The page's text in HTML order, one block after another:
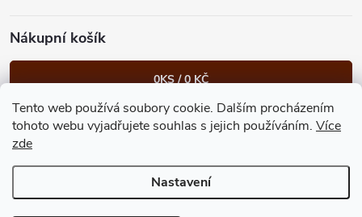
Tento web používá soubory cookie. Dalším procházením
tohoto webu vyjadřujete souhlas s jejich používáním. Více
zde
Nastavení
Nákupní košík
0KS /0 KČ
Heureka.cz Facebook Instagram Bonvolo - přidej se taky
GastroKlub.cz. Všechna práva vyhrazena.
nastavení cookies